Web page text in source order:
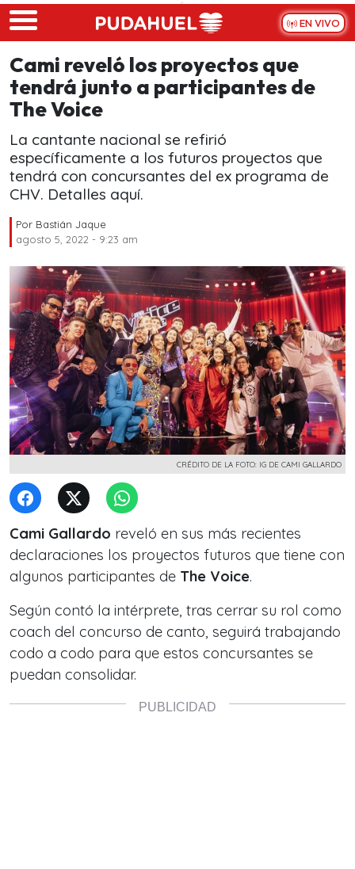
Skip to main content
EN VIVO
Cami reveló los proyectos que
tendrá junto a participantes de
The Voice
La cantante nacional se refirió
específicamente a los futuros proyectos que
tendrá con concursantes del ex programa de
CHV. Detalles aquí.
Por Bastián Jaque
agosto 5, 2022 - 9:23 am
CRÉDITO DE LA FOTO: IG DE CAMI GALLARDO
Cami Gallardo reveló en sus más recientes
declaraciones los proyectos futuros que tiene con
algunos participantes de The Voice.
Según contó la intérprete, tras cerrar su rol como
coach del concurso de canto, seguirá trabajando
codo a codo para que estos concursantes se
puedan consolidar.